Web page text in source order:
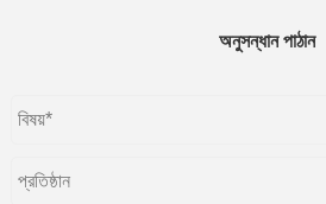
অনুসন্ধান পাঠান